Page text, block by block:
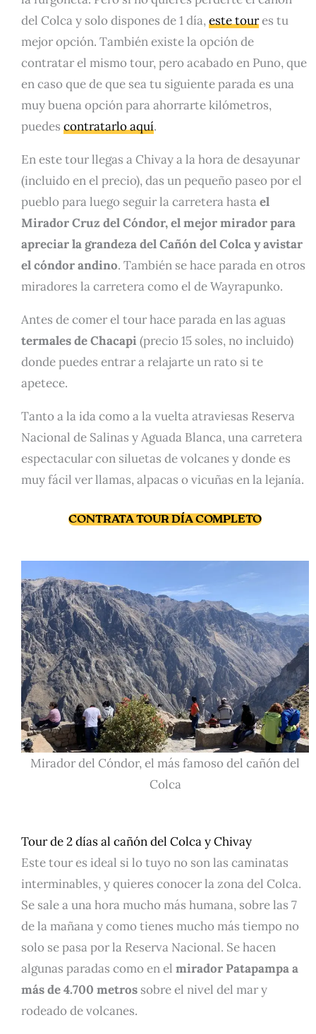
del Colca y solo dispones de 1 día,este toures tu
mejor opción. También existe la opción de
contratar el mismo tour, pero acabado en Puno, que
en caso que de que sea tu siguiente parada es una
muy buena opción para ahorrarte kilómetros,
puedes contratarlo aquí.
En este tour llegas a Chivay a la hora de desayunar
(incluido en el precio), das un pequeño paseo por el
pueblo para luego seguir la carretera hastael
Mirador Cruz del Cóndor, el mejor mirador para
apreciar la grandeza del Cañón del Colca y avistar
el cóndor andino. También se hace parada en otros
miradores la carretera como el de Wayrapunko.
Antes de comer el tour hace parada en las aguas
termales de Chacapi (precio 15 soles, no incluido)
donde puedes entrar a relajarte un rato si te
apetece.
Tanto a la ida como a la vuelta atraviesas Reserva
Nacional de Salinas y Aguada Blanca, una carretera
espectacular con siluetas de volcanes y donde es
muy fácil ver llamas, alpacas o vicuñas en la lejanía.
CONTRATA TOUR DÍA COMPLETO
Mirador del Cóndor, el más famoso del cañón del
Colca
Tour de 2 días al cañón del Colca y Chivay
Este tour es ideal si lo tuyo no son las caminatas
interminables, y quieres conocer la zona del Colca.
Se sale a una hora mucho más humana, sobre las 7
de la mañana y como tienes mucho más tiempo no
solo se pasa por la Reserva Nacional. Se hacen
algunas paradas como en el mirador Patapampa a
más de 4.700 metros sobre el nivel del mar y
rodeado de volcanes.